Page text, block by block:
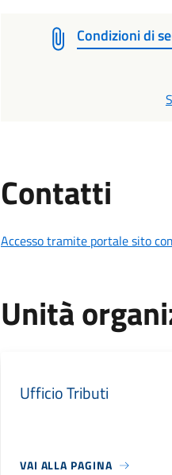
Condizioni di
Contatti
Accesso tramite portale sito
Unità
Ufficio Tributi
VAI ALLA PAGINA